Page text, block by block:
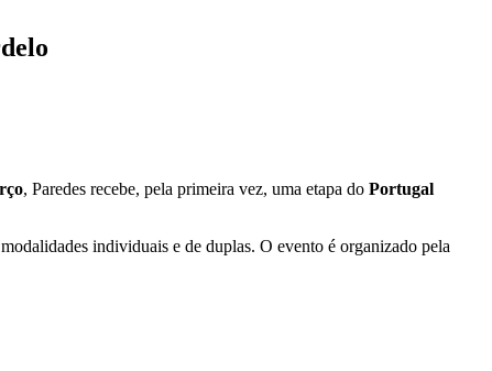
, Paredes recebe, pela primeira vez, uma etapa do Portugal
individuais e de duplas. O evento é organizado pela